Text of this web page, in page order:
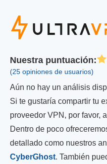
Nuestra puntuación:
(25 opiniones de usuarios)
Aún no hay un análisis
Si te gustaría compartir tu
proveedor VPN, por favor,
Dentro de poco
detallado como nuestros
CyberGhost. También